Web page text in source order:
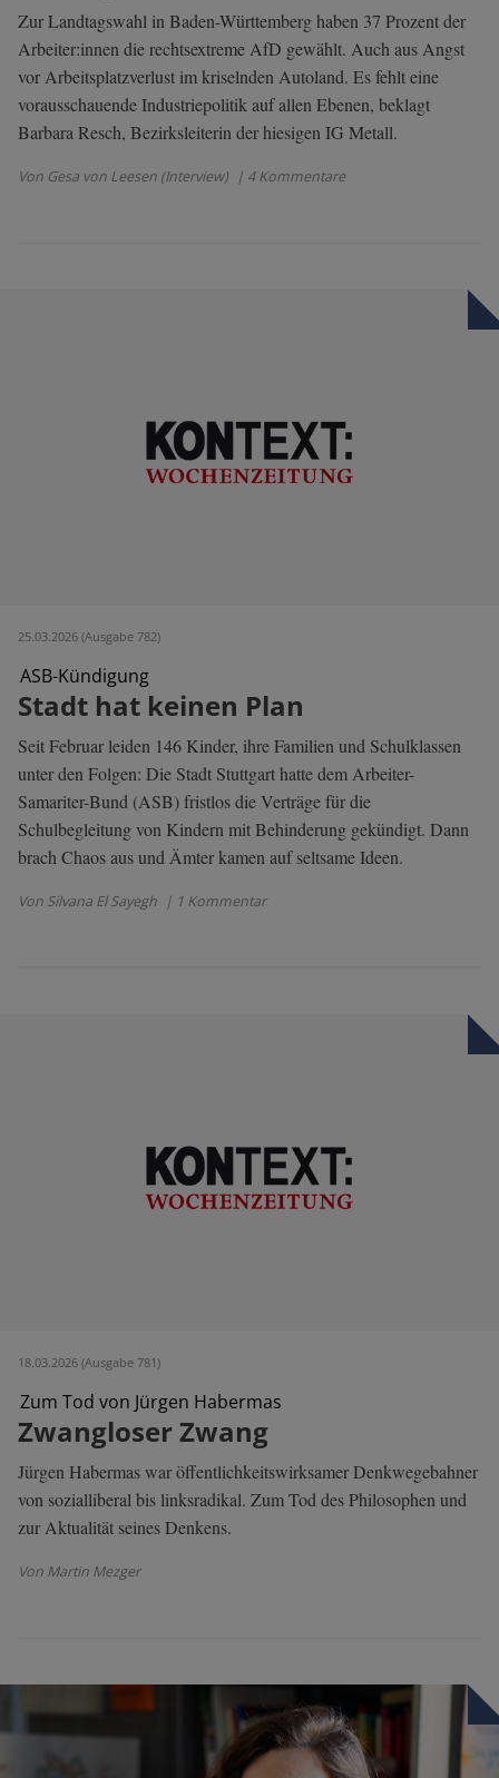
Zur Landtagswahl in Baden-Württemberg haben 37 Prozent der
Arbeiter:innen die rechtsextreme AfD gewählt. Auch aus Angst
vor Arbeitsplatzverlust im kriselnden Autoland. Es fehlt eine
vorausschauende Industriepolitik auf allen Ebenen, beklagt
Barbara Resch, Bezirksleiterin der hiesigen IG Metall.
Von Gesa von Leesen (Interview) | 4 Kommentare
25.03.2026 (Ausgabe 782)
ASB-Kündigung
Stadt hat keinen Plan
Seit Februar leiden 146 Kinder, ihre Familien und Schulklassen
unter den Folgen: Die Stadt Stuttgart hatte dem Arbeiter-
Samariter-Bund (ASB) fristlos die Verträge für die
Schulbegleitung von Kindern mit Behinderung gekündigt. Dann
brach Chaos aus und Ämter kamen auf seltsame Ideen.
Von Silvana El Sayegh | 1 Kommentar
18.03.2026 (Ausgabe 781)
Zum Tod von Jürgen Habermas
Zwangloser Zwang
Jürgen Habermas war öffentlichkeitswirksamer Denkwegebahner
von sozialliberal bis linksradikal. Zum Tod des Philosophen und
zur Aktualität seines Denkens.
Von Martin Mezger